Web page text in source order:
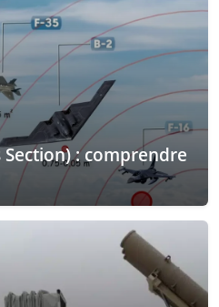
Section) : comprendre